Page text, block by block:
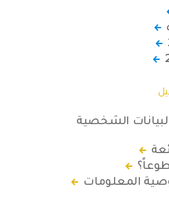
الشخصية
المعلومات